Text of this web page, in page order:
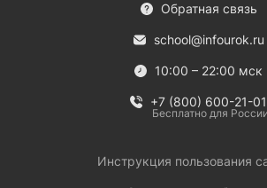
Обратная связь
school@infourok.ru
10:00 – 22:00 мск
+7 (800) 600-21-01
Бесплатно для
Инструкция пользования